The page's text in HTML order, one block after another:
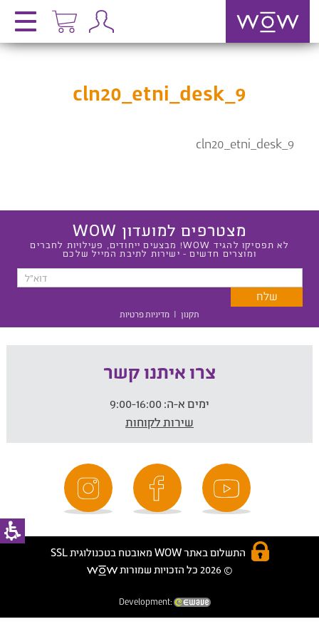
cln20_etni_desk_9
cln20_etni_desk_9
מצטרפים למועדון WOW
לא תפסיקו להגיד WOW! מבצעים ייחודים, פעילויות לחברים
ומוצרים חדשים - ישירות לתיבת המייל שלכם
תקנון | מדיניות פרטיות
צרו איתנו קשר
ימים א-ה:
שירות לקוחות
התשלום באתר WOW מאובטח בטכנולוגית SSL
© 2026 כל הזכויות שמורות
Development: